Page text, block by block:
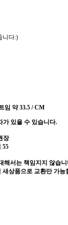
니다:)
임 약 33.5 / CM
가 있을 수 있습니다.
장
55
해서는 책임지지 않습니
상품으로 교환만 가능